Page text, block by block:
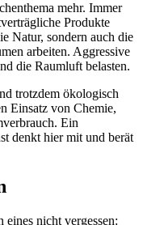
mehr. Immer
Produkte
Natur, sondern auch die
arbeiten. Aggressive
die Raumluft belasten.
trotzdem ökologisch
Einsatz von Chemie,
Ein
denkt hier mit und berät
nicht vergessen: